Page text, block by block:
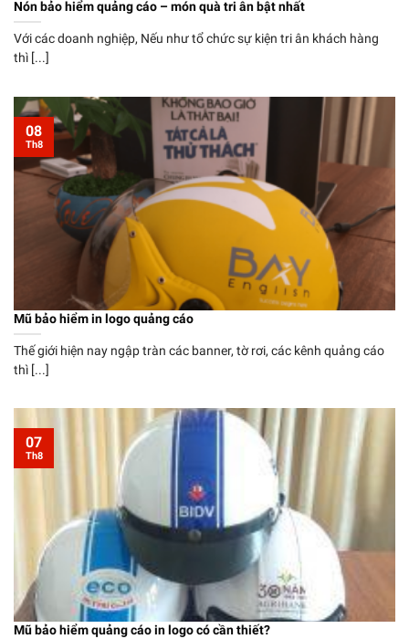
Nón bảo hiểm quảng cáo – món quà tri ân bật nhất
Với các doanh nghiệp, Nếu như tổ chức sự kiện tri ân khách hàng
thì [...]
Mũ bảo hiểm in logo quảng cáo
Thế giới hiện nay ngập tràn các banner, tờ rơi, các kênh quảng cáo
thì [...]
08
Th8
Mũ bảo hiểm quảng cáo in logo có cần thiết?
07
Th8